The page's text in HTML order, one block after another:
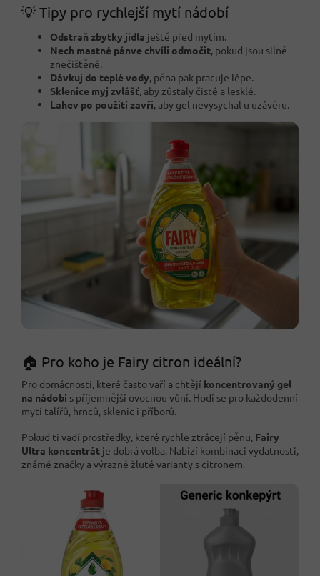
💡 Tipy pro rychlejší mytí nádobí
Odstraň zbytky jídla ještě před mytím.
Nech mastné pánve chvíli odmočit, pokud jsou silně
znečištěné.
Dávkuj do teplé vody, pěna pak pracuje lépe.
Sklenice myj zvlášť, aby zůstaly čisté a lesklé.
Lahev po použití zavři, aby gel nevysychal u uzávěru.
🏠 Pro koho je Fairy citron ideální?
Pro domácnosti, které často vaří a chtějí koncentrovaný gel
na nádobí s příjemnější ovocnou vůní. Hodí se pro každodenní
mytí talířů, hrnců, sklenic i příborů.
Pokud ti vadí prostředky, které rychle ztrácejí pěnu, Fairy
Ultra koncentrát je dobrá volba. Nabízí kombinaci vydatnosti,
známé značky a výrazné žluté varianty s citronem.